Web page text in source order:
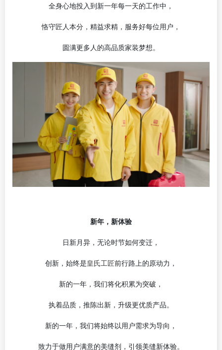
全身心地投入到新一年每一天的工作中，
恪守匠人本分，精益求精，服务好每位用户，
圆满更多人的高品质家装梦想。
新年，新体验
日新月异，无论时节如何变迁，
创新，始终是皇氏工匠前行路上的原动力，
新的一年，我们将化积累为突破，
执着品质，推陈出新，升级更优质产品。
新的一年，我们将始终以用户需求为导向，
致力于做用户满意的美缝剂，引领美缝新体验。